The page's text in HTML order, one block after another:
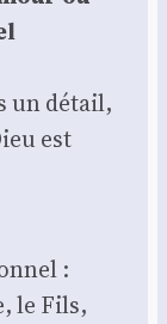
un détail,
est
:
le Fils,